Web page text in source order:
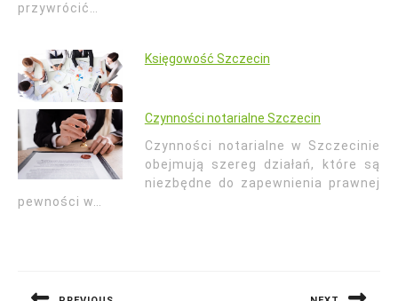
przywrócić…
Księgowość Szczecin
Czynności notarialne Szczecin
Czynności notarialne w Szczecinie
obejmują szereg działań, które są
niezbędne do zapewnienia prawnej
pewności w…